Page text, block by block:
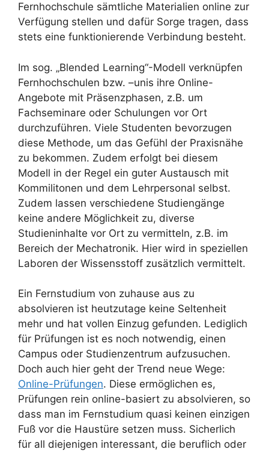
Fernhochschule sämtliche Materialien online zur
Verfügung stellen und dafür Sorge tragen, dass
stets eine funktionierende Verbindung besteht.
Im sog. „Blended Learning“-Modell verknüpfen
Fernhochschulen bzw. –unis ihre Online-
Angebote mit Präsenzphasen, z.B. um
Fachseminare oder Schulungen vor Ort
durchzuführen. Viele Studenten bevorzugen
diese Methode, um das Gefühl der Praxisnähe
zu bekommen. Zudem erfolgt bei diesem
Modell in der Regel ein guter Austausch mit
Kommilitonen und dem Lehrpersonal selbst.
Zudem lassen verschiedene Studiengänge
keine andere Möglichkeit zu, diverse
Studieninhalte vor Ort zu vermitteln, z.B. im
Bereich der Mechatronik. Hier wird in speziellen
Laboren der Wissensstoff zusätzlich vermittelt.
Ein Fernstudium von zuhause aus zu
absolvieren ist heutzutage keine Seltenheit
mehr und hat vollen Einzug gefunden. Lediglich
für Prüfungen ist es noch notwendig, einen
Campus oder Studienzentrum aufzusuchen.
Doch auch hier geht der Trend neue Wege:
Online-Prüfungen. Diese ermöglichen es,
Prüfungen rein online-basiert zu absolvieren, so
dass man im Fernstudium quasi keinen einzigen
Fuß vor die Haustüre setzen muss. Sicherlich
für all diejenigen interessant, die beruflich oder